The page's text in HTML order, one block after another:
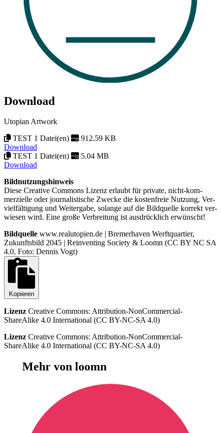
Download
Utopian Artwork
TEST 1 Datei(en)
912.59 KB
Download
TEST 1 Datei(en)
5.04 MB
Download
Bildnutzungshinweis
Diese Creative Commons Lizenz erlaubt für private, nicht-kom­
merzielle oder journa­listische Zwecke die kosten­freie Nutzung, Ver­
viel­fältigung und Weiter­gabe, solange auf die Bild­quelle korrekt ver­
wiesen wird. Eine große Ver­breitung ist aus­drücklich erwünscht!
Bildquelle www.realutopien.de | Bremerhaven Werftquartier,
Zukunftsbild 2045 | Reinventing Society & Loomn (CC BY NC SA
4.0, Foto: Dennis Vogt)
Kopieren
Lizenz Creative Commons: Attribution-NonCommercial-
ShareAlike 4.0 International (CC BY-NC-SA 4.0)
Lizenz Creative Commons: Attribution-NonCommercial-
ShareAlike 4.0 International (CC BY-NC-SA 4.0)
Mehr von loomn